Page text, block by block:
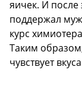
яичек. И после
поддержал
курс
Таким
чувствует